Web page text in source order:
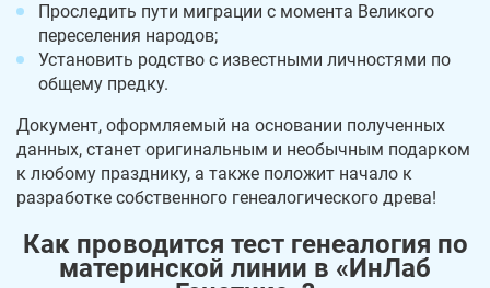
Проследить пути миграции с момента Великого
переселения народов;
Установить родство с известными личностями по
общему предку.
Документ, оформляемый на основании полученных
данных, станет оригинальным и необычным подарком
к любому празднику, а также положит начало к
разработке собственного генеалогического древа!
Как проводится тест генеалогия по
материнской линии в «ИнЛаб